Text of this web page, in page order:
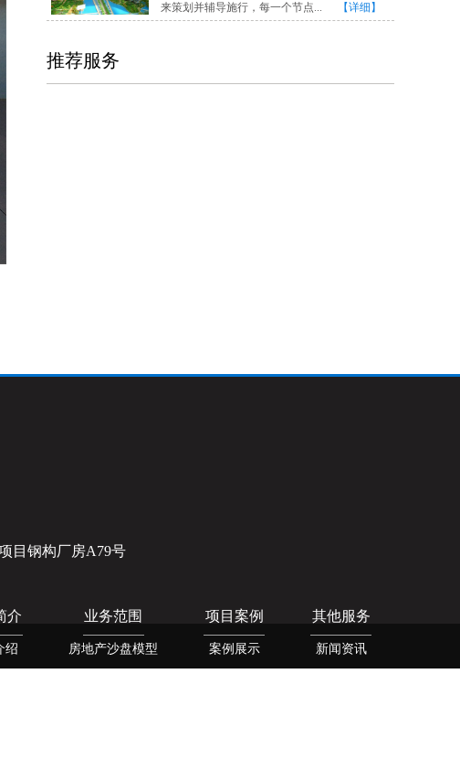
来策划并辅导施行，每一个节点...
【详细】
推荐服务
目钢构厂房A79号
介
绍
业务范围
房地产沙盘模型
项目案例
案例展示
其他服务
新闻资讯